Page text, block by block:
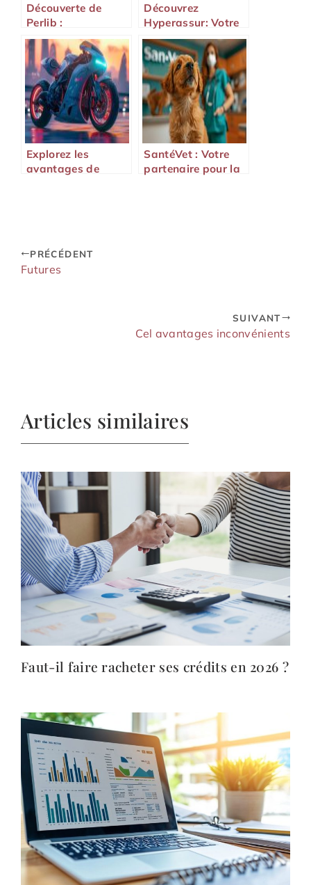
Découverte de
Perlib :
Optimisation de la
Gestion de
Contenus et
Documents
Découvrez
Hyperassur: Votre
Comparateur
d’Assurance Ultime
Explorez les
avantages de
SantéVet : Votre
partenaire pour la
PRÉCÉDENT
Futures
SUIVANT
Cel avantages inconvénients
Articles similaires
Faut-il faire racheter ses crédits en 2026 ?